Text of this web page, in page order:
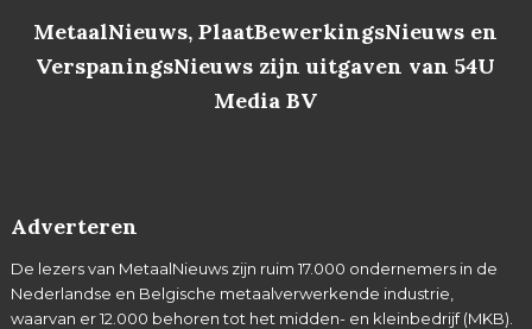
MetaalNieuws, PlaatBewerkingsNieuws en
VerspaningsNieuws zijn uitgaven van 54U
Media BV
Adverteren
De lezers van MetaalNieuws zijn ruim 17.000 ondernemers in de
Nederlandse en Belgische metaalverwerkende industrie,
waarvan er 12.000 behoren tot het midden- en kleinbedrijf (MKB).